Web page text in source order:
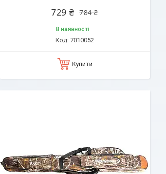
784 ₴
729 ₴
В наявності
7010052
Купити